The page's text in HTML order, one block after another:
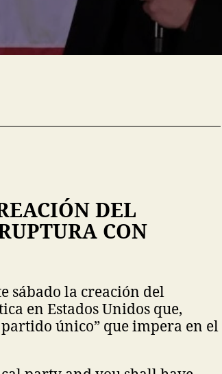
DEL
CON
sábado la creación del
en Estados Unidos que,
único” que impera en el